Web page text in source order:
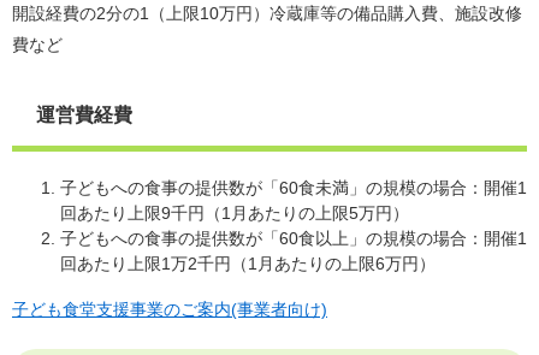
開設経費の2分の1（上限10万円）冷蔵庫等の備品購入費、施設改修
費など
運営費経費
子どもへの食事の提供数が「60食未満」の規模の場合：開催1
回あたり上限9千円（1月あたりの上限5万円）
子どもへの食事の提供数が「60食以上」の規模の場合：開催1
回あたり上限1万2千円（1月あたりの上限6万円）
子ども食堂支援事業のご案内(事業者向け)